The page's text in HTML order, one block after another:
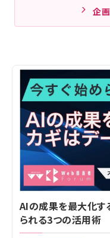
企
AIの成果を最大化す
られる3つの活用術